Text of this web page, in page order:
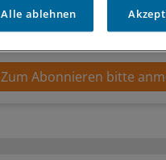
wöchentlich (Sonntag)
Zum Abonnieren bitte
Alle ablehnen